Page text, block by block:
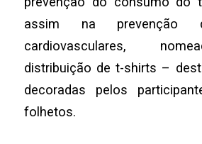
assim na prevenção
cardiovasculares,
distribuição de t-shirts –
decoradas pelos
folhetos.